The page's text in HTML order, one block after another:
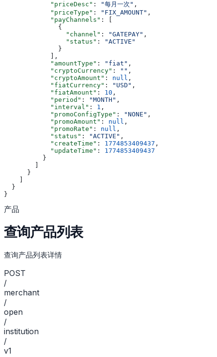
            "priceDesc"
: "每月一次" ,
            "priceType"
: "FIX_AMOUNT" ,
            "payChannels"
: [
              {
                "channel"
: "GATEPAY" ,
                "status"
:
"ACTIVE"
              }
            ],
            "amountType"
: "fiat" ,
            "cryptoCurrency"
: "" ,
            "cryptoAmount"
: null ,
            "fiatCurrency"
: "USD" ,
            "fiatAmount"
: 10 ,
            "period"
: "MONTH" ,
            "interval"
: 1 ,
            "promoConfigType"
: "NONE" ,
            "promoAmount"
: null ,
            "promoRate"
: null ,
            "status"
: "ACTIVE" ,
            "createTime"
: 1774853409437 ,
            "updateTime"
: 1774853409437
          }
      }
  }
}
产品
查询产品列表
查询产品列表详情
POST
/
merchant
/
open
/
institution
/
v1